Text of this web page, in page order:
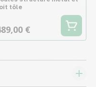
tôle
€